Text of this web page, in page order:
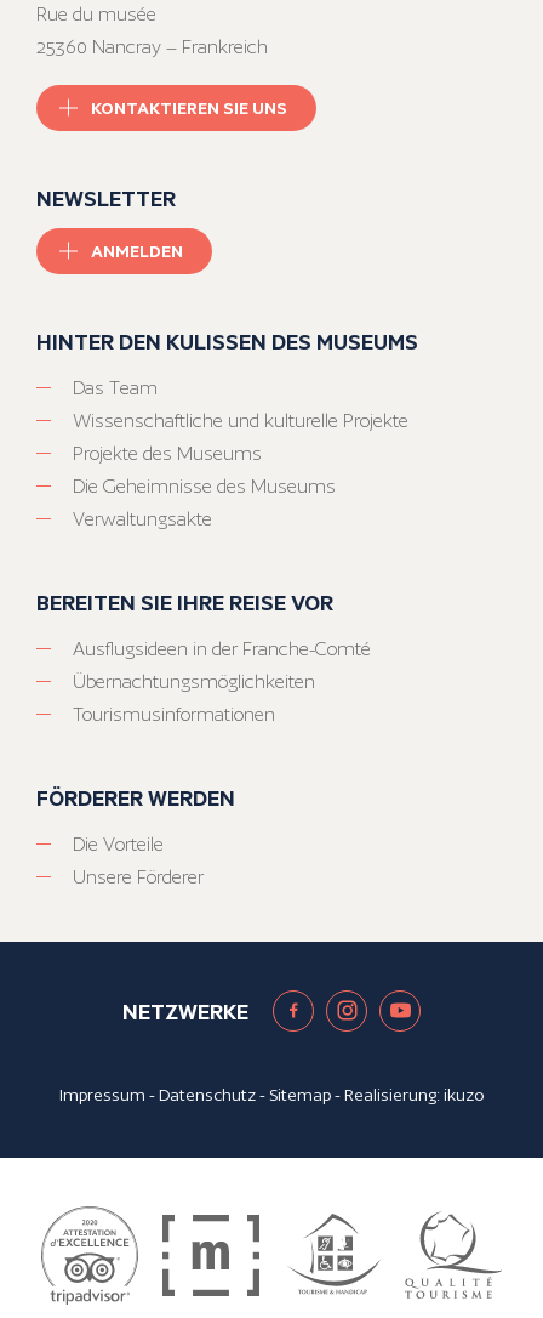
Rue du musée
25360 Nancray – Frankreich
KONTAKTIEREN SIE UNS
NEWSLETTER
ANMELDEN
HINTER DEN KULISSEN DES MUSEUMS
Das Team
Wissenschaftliche und kulturelle Projekte
Projekte des Museums
Die Geheimnisse des Museums
Verwaltungsakte
BEREITEN SIE IHRE REISE VOR
Ausflugsideen in der Franche-Comté
Übernachtungsmöglichkeiten
Tourismusinformationen
FÖRDERER WERDEN
Die Vorteile
Unsere Förderer
NETZWERKE
Impressum -Datenschutz- Sitemap- Realisierung:ikuzo